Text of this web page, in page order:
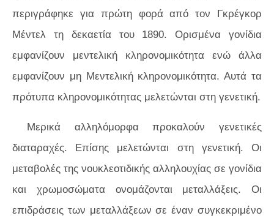
περιγράφηκε για πρώτη φορά από τον Γκρέγκορ
Μέντελ τη δεκαετία του 1890. Ορισμένα γονίδια
εμφανίζουν μεντελική κληρονομικότητα ενώ άλλα
εμφανίζουν μη Μεντελική κληρονομικότητα. Αυτά τα
πρότυπα κληρονομικότητας μελετώνται στη γενετική.
Μερικά αλληλόμορφα προκαλούν γενετικές
διαταραχές. Επίσης μελετώνται στη γενετική. Οι
μεταβολές της νουκλεοτιδικής αλληλουχίας σε γονίδια
και χρωμοσώματα ονομάζονται μεταλλάξεις. Οι
επιδράσεις των μεταλλάξεων σε έναν συγκεκριμένο